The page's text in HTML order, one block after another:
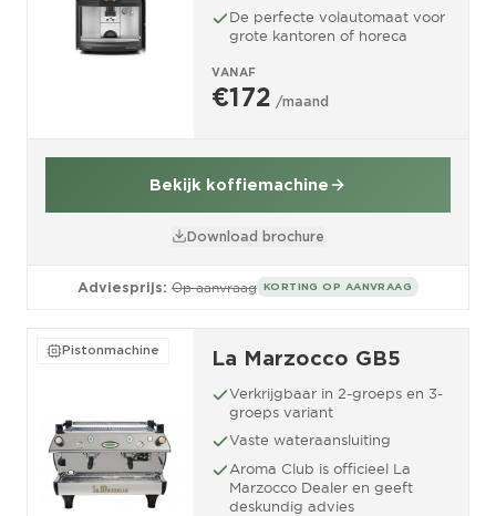
De perfecte volautomaat voor
grote kantoren of horeca
VANAF
€172 /maand
Bekijk koffiemachine
Download brochure
Adviesprijs: Op aanvraag KORTING OP AANVRAAG
Pistonmachine La Marzocco GB5
Verkrijgbaar in 2-groeps en 3-
groeps variant
Vaste wateraansluiting
Aroma Club is officieel La
Marzocco Dealer en geeft
deskundig advies